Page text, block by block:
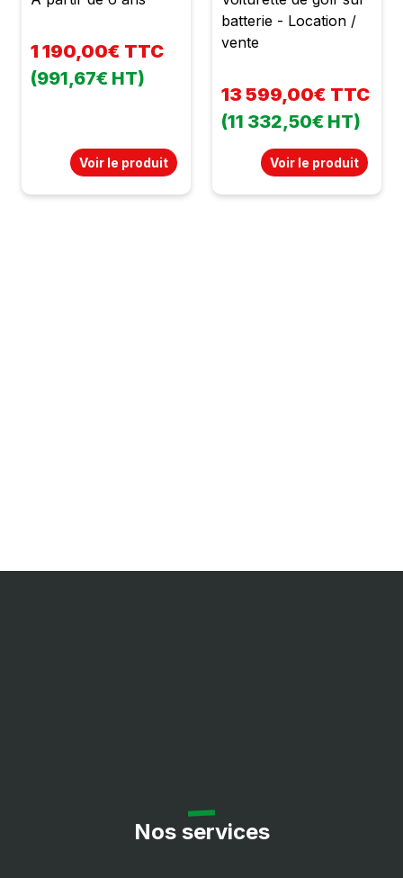
1 190,00€ TTC
(991,67€ HT)
Voir le produit
batterie - Location /
vente
13 599,00€ TTC
(11 332,50€ HT)
Voir le produit
Nos services